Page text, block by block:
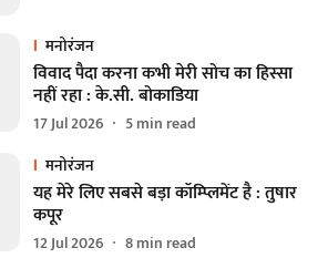
मनोरंजन
विवाद पैदा करना कभी मेरी सोच का हिस्सा
नहीं रहा : के.सी. बोकाडिया
17 Jul 2026 5min read
मनोरंजन
यह मेरे लिए सबसे बड़ा कॉम्प्लिमेंट है : तुषार
कपूर
12 Jul 2026 8min read